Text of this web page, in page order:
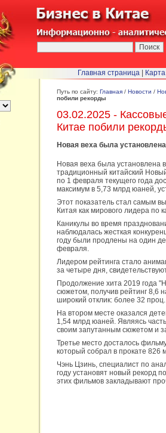
Путь по сайту: Главная / Новости /
побили рекорды
03.02.2025 -
Китае побили
Новая веха была
Новая веха была установлена
традиционный китайский
по 1 февраля текущего года
максимум в 5,73 млрд юаней,
Этот показатель стал самым
Китая как мирового лидера по
Каникулы во время
наблюдалась жесткая
году были продлены на один
февраля.
Лидером рейтинга стало
за четыре дня,
Продолжение хита 2019 года
сюжетом, получив рейтинг 8,6
широкий отклик: более 32
На втором месте оказался
1,54 млрд юаней. Являясь
своим запутанным сюжетом и
Третье место досталось
который собрал в прокате 826
Чэнь Цзинь, специалист по
году установят новый рекорд
этих фильмов закладывают
Главная страница